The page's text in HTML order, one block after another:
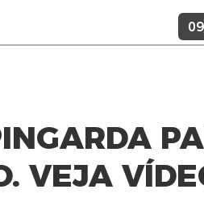
VEJA